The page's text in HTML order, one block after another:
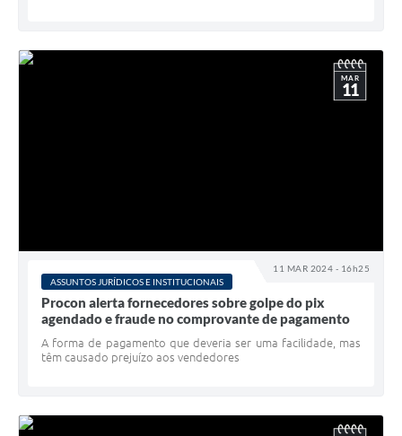
11 MAR 2024 - 16h25
MAR
11
ASSUNTOS JURÍDICOS E INSTITUCIONAIS
Procon alerta fornecedores sobre golpe do pix
agendado e fraude no comprovante de pagamento
A forma de pagamento que deveria ser uma facilidade, mas
têm causado prejuízo aos vendedores